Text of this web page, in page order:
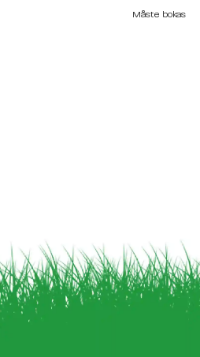
Måste bokas